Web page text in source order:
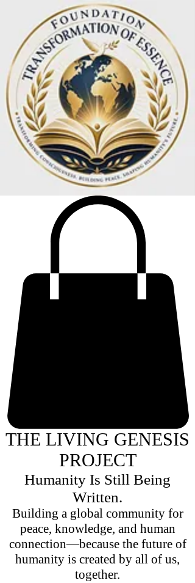
THE LIVING GENESIS
PROJECT
Humanity Is Still Being
Written.
Building a global community for
peace, knowledge, and human
connection—because the future of
humanity is created by all of us,
together.